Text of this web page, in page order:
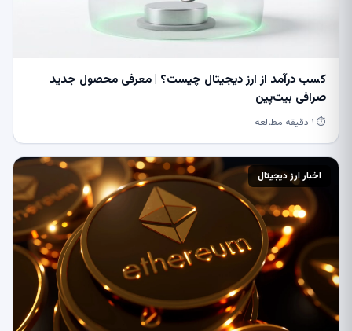
کسب درآمد از ارز دیجیتال چیست؟ | معرفی محصول جدید
صرافی بیت‌پین
⏱ ۱ دقیقه مطالعه
اخبار ارز دیجیتال